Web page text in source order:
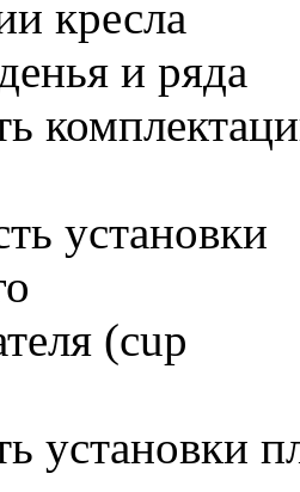
установки